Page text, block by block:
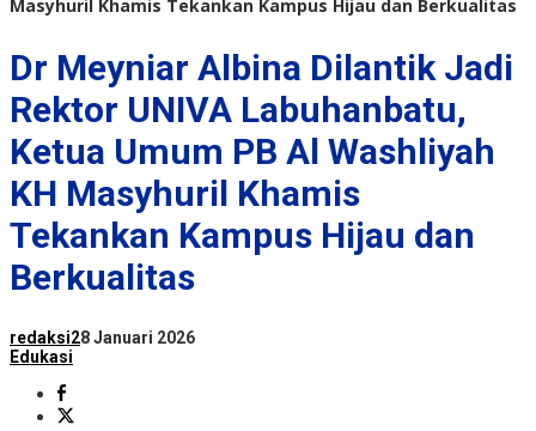
Masyhuril Khamis Tekankan Kampus Hijau dan Berkualitas
Dr Meyniar Albina Dilantik Jadi
Rektor UNIVA Labuhanbatu,
Ketua Umum PB Al Washliyah
KH Masyhuril Khamis
Tekankan Kampus Hijau dan
Berkualitas
redaksi28 Januari 2026
Edukasi